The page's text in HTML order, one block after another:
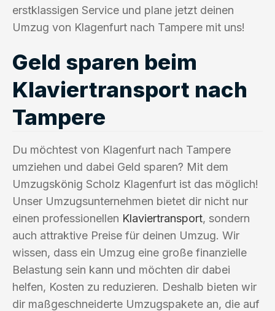
erstklassigen Service und plane jetzt deinen
Umzug von Klagenfurt nach Tampere mit uns!
Geld sparen beim
Klaviertransport nach
Tampere
Du möchtest von Klagenfurt nach Tampere
umziehen und dabei Geld sparen? Mit dem
Umzugskönig Scholz Klagenfurt ist das möglich!
Unser Umzugsunternehmen bietet dir nicht nur
einen professionellen Klaviertransport, sondern
auch attraktive Preise für deinen Umzug. Wir
wissen, dass ein Umzug eine große finanzielle
Belastung sein kann und möchten dir dabei
helfen, Kosten zu reduzieren. Deshalb bieten wir
dir maßgeschneiderte Umzugspakete an, die auf